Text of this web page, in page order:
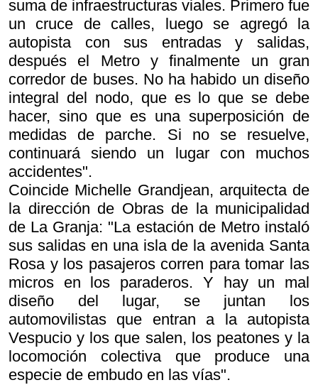
suma de infraestructuras viales. Primero fue
un cruce de calles, luego se agregó la
autopista con sus entradas y salidas,
después el Metro y finalmente un gran
corredor de buses. No ha habido un diseño
integral del nodo, que es lo que se debe
hacer, sino que es una superposición de
medidas de parche. Si no se resuelve,
continuará siendo un lugar con muchos
accidentes".
Coincide Michelle Grandjean, arquitecta de
la dirección de Obras de la municipalidad
de La Granja: "La estación de Metro instaló
sus salidas en una isla de la avenida Santa
Rosa y los pasajeros corren para tomar las
micros en los paraderos. Y hay un mal
diseño del lugar, se juntan los
automovilistas que entran a la autopista
Vespucio y los que salen, los peatones y la
locomoción colectiva que produce una
especie de embudo en las vías".